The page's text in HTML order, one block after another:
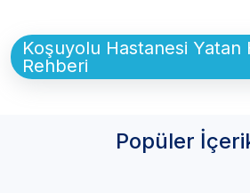
Sidebar
Koşuyolu Hastanesi Yatan
Rehberi
Popüler